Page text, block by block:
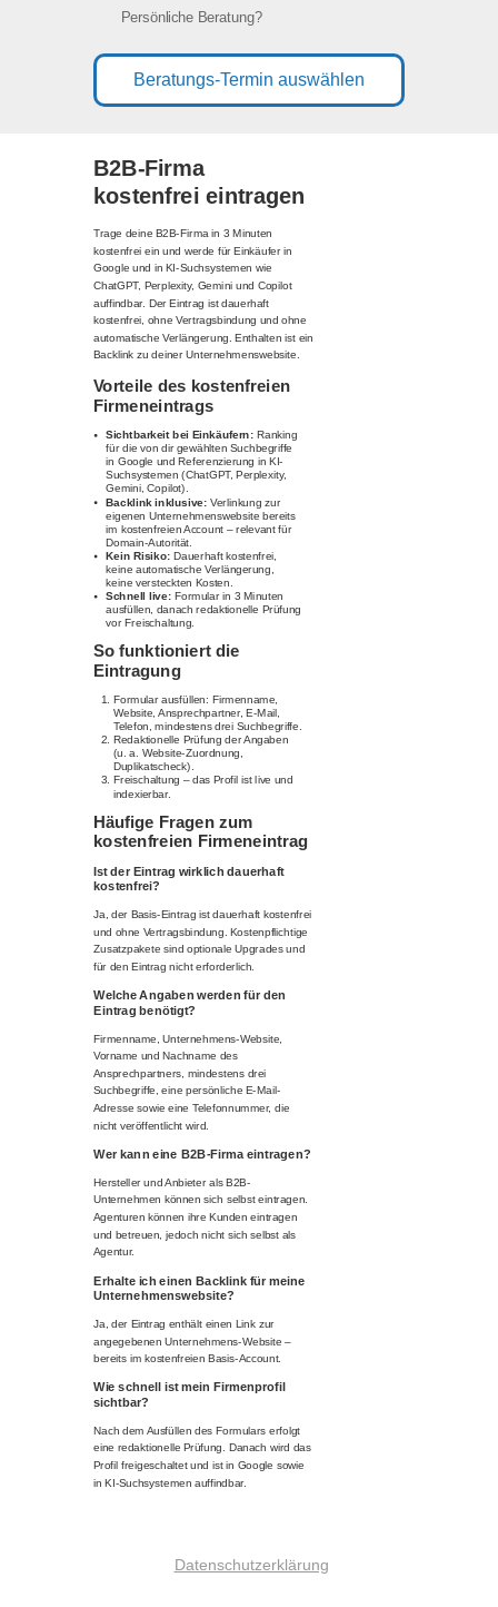
Datenschutzerklärung
Beratungs-Termin auswählen
Persönliche Beratung?
B2B-Firma
kostenfrei eintragen
Trage deine B2B-Firma in 3 Minuten
kostenfrei ein und werde für Einkäufer in
Google und in KI-Suchsystemen wie
ChatGPT, Perplexity, Gemini und Copilot
auffindbar. Der Eintrag ist dauerhaft
kostenfrei, ohne Vertragsbindung und ohne
automatische Verlängerung. Enthalten ist ein
Backlink zu deiner Unternehmenswebsite.
Vorteile des kostenfreien
Firmeneintrags
Sichtbarkeit bei Einkäufern: Ranking
für die von dir gewählten Suchbegriffe
in Google und Referenzierung in KI-
Suchsystemen (ChatGPT, Perplexity,
Gemini, Copilot).
Backlink inklusive: Verlinkung zur
eigenen Unternehmenswebsite bereits
im kostenfreien Account – relevant für
Domain-Autorität.
Kein Risiko: Dauerhaft kostenfrei,
keine automatische Verlängerung,
keine versteckten Kosten.
Schnell live: Formular in 3 Minuten
ausfüllen, danach redaktionelle Prüfung
vor Freischaltung.
So funktioniert die
Eintragung
Formular ausfüllen: Firmenname,
Website, Ansprechpartner, E-Mail,
Telefon, mindestens drei Suchbegriffe.
Redaktionelle Prüfung der Angaben
(u. a. Website-Zuordnung,
Duplikatscheck).
Freischaltung – das Profil ist live und
indexierbar.
Häufige Fragen zum
kostenfreien Firmeneintrag
Ist der Eintrag wirklich dauerhaft
kostenfrei?
Ja, der Basis-Eintrag ist dauerhaft kostenfrei
und ohne Vertragsbindung. Kostenpflichtige
Zusatzpakete sind optionale Upgrades und
für den Eintrag nicht erforderlich.
Welche Angaben werden für den
Eintrag benötigt?
Firmenname, Unternehmens-Website,
Vorname und Nachname des
Ansprechpartners, mindestens drei
Suchbegriffe, eine persönliche E-Mail-
Adresse sowie eine Telefonnummer, die
nicht veröffentlicht wird.
Wer kann eine B2B-Firma eintragen?
Hersteller und Anbieter als B2B-
Unternehmen können sich selbst eintragen.
Agenturen können ihre Kunden eintragen
und betreuen, jedoch nicht sich selbst als
Agentur.
Erhalte ich einen Backlink für meine
Unternehmenswebsite?
Ja, der Eintrag enthält einen Link zur
angegebenen Unternehmens-Website –
bereits im kostenfreien Basis-Account.
Wie schnell ist mein Firmenprofil
sichtbar?
Nach dem Ausfüllen des Formulars erfolgt
eine redaktionelle Prüfung. Danach wird das
Profil freigeschaltet und ist in Google sowie
in KI-Suchsystemen auffindbar.